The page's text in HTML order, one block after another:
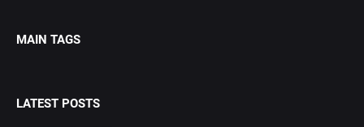
MAIN TAGS
LATEST POSTS